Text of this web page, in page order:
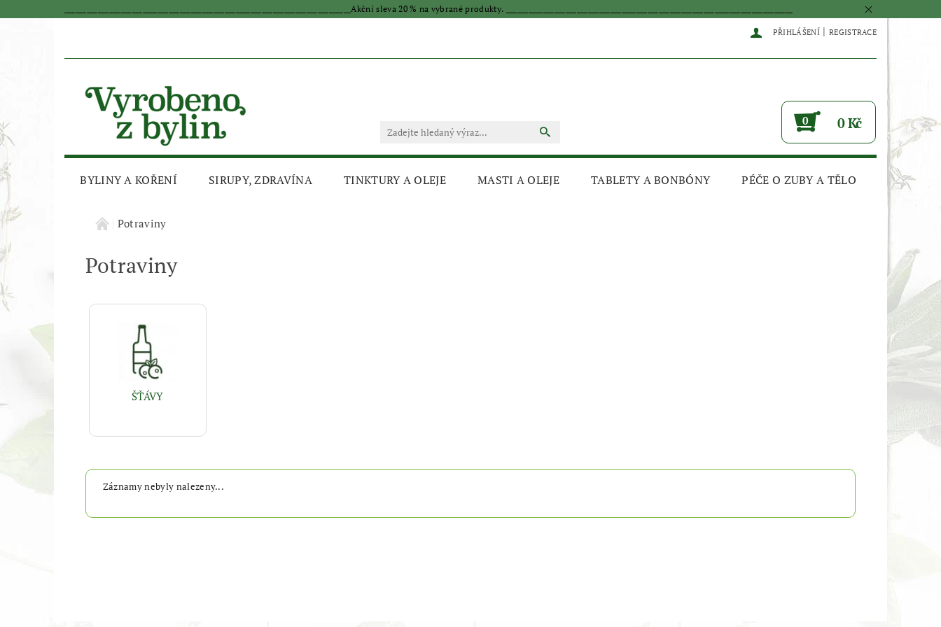
_____________________________________________________________________________Akční sleva 20 % na vybrané produkty. _____________________________________________________________________________
PŘIHLÁŠENÍ | REGISTRACE
0 0 Kč
BYLINY A KOŘENÍ SIRUPY, ZDRAVÍNA TINKTURY A OLEJE MASTI A OLEJE TABLETY A BONBÓNY PÉČE O ZUBY A TĚLO
AKČNÍ SLEVA
Potraviny
Potraviny
ŠŤÁVY
Záznamy nebyly nalezeny...